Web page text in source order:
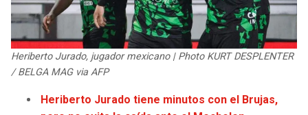
JAGUARS
TITANS
WIZARDS
WARRIORS
Heriberto Jurado, jugador mexicano | Photo KURT DESPLENTER
/ BELGA MAG via AFP
Heriberto Jurado tiene minutos con el Brujas,